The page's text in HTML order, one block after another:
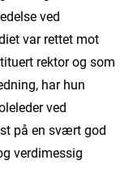
ved
var rettet mot
rektor og som
har hun
ved
på en svært god
verdimessig